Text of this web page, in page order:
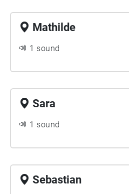
Mathilde
1 sound
Sara
1 sound
Sebastian